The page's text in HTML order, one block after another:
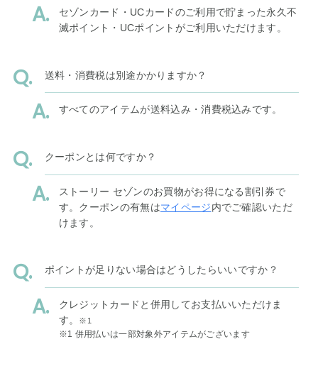
セゾンカード・UCカードのご利用で貯まった永久不
滅ポイント・UCポイントがご利用いただけます。
送料・消費税は別途かかりますか？
すべてのアイテムが送料込み・消費税込みです。
クーポンとは何ですか？
ストーリー セゾンのお買物がお得になる割引券で
す。クーポンの有無はマイページ内でご確認いただ
けます。
ポイントが足りない場合はどうしたらいいですか？
クレジットカードと併用してお支払いいただけま
す。
※1
※1 併用払いは一部対象外アイテムがございます